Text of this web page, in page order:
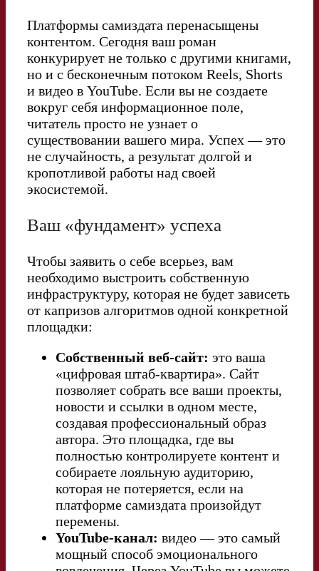
Платформы самиздата перенасыщены
контентом. Сегодня ваш роман
конкурирует не только с другими книгами,
но и с бесконечным потоком Reels, Shorts
и видео в YouTube. Если вы не создаете
вокруг себя информационное поле,
читатель просто не узнает о
существовании вашего мира. Успех — это
не случайность, а результат долгой и
кропотливой работы над своей
экосистемой.
Ваш «фундамент» успеха
Чтобы заявить о себе всерьез, вам
необходимо выстроить собственную
инфраструктуру, которая не будет зависеть
от капризов алгоритмов одной конкретной
площадки:
Собственный веб-сайт: это ваша
«цифровая штаб-квартира». Сайт
позволяет собрать все ваши проекты,
новости и ссылки в одном месте,
создавая профессиональный образ
автора. Это площадка, где вы
полностью контролируете контент и
собираете лояльную аудиторию,
которая не потеряется, если на
платформе самиздата произойдут
перемены.
YouTube-канал: видео — это самый
мощный способ эмоционального